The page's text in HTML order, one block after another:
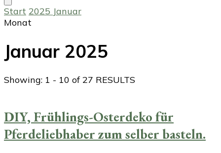
etwas?
Start 2025 Januar
Monat
Januar 2025
Showing: 1 - 10 of 27 RESULTS
DIY, Frühlings-Osterdeko für
Pferdeliebhaber zum selber basteln.